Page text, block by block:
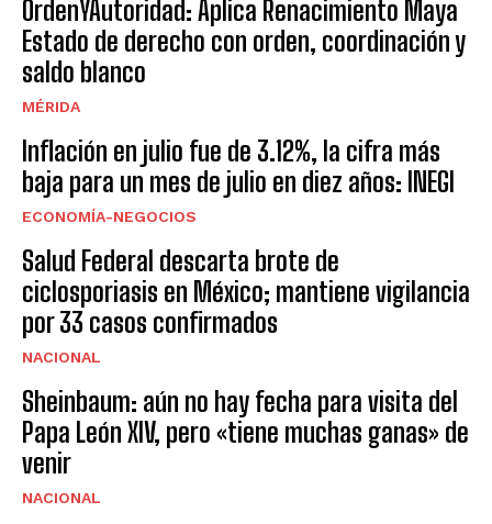
OrdenYAutoridad: Aplica Renacimiento Maya
Estado de derecho con orden, coordinación y
saldo blanco
MÉRIDA
Inflación en julio fue de 3.12%, la cifra más
baja para un mes de julio en diez años: INEGI
ECONOMÍA-NEGOCIOS
Salud Federal descarta brote de
ciclosporiasis en México; mantiene vigilancia
por 33 casos confirmados
NACIONAL
Sheinbaum: aún no hay fecha para visita del
Papa León XIV, pero «tiene muchas ganas» de
venir
NACIONAL